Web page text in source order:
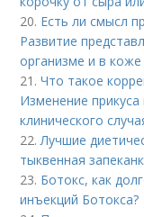
20. Есть ли смысл
Развитие
организме и в коже
21.Что такое
Изменение
клинического
22.Лучшие
тыквенная
23. Ботокс, как
инъекций Ботокса?